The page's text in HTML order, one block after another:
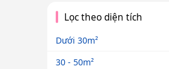
Lọc theo diện tích
Dưới 30m²
30 - 50m²